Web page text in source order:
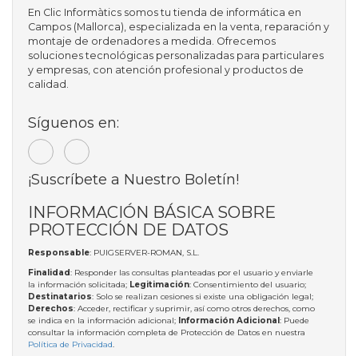
En Clic Informàtics somos tu tienda de informática en
Campos (Mallorca), especializada en la venta, reparación y
montaje de ordenadores a medida. Ofrecemos
soluciones tecnológicas personalizadas para particulares
y empresas, con atención profesional y productos de
calidad.
Síguenos en:
¡Suscríbete a Nuestro Boletín!
INFORMACIÓN BÁSICA SOBRE
PROTECCIÓN DE DATOS
Responsable: PUIGSERVER-ROMAN, S.L.
Finalidad: Responder las consultas planteadas por el usuario y enviarle
la información solicitada; Legitimación: Consentimiento del usuario;
Destinatarios: Solo se realizan cesiones si existe una obligación legal;
Derechos: Acceder, rectificar y suprimir, así como otros derechos, como
se indica en la información adicional; Información Adicional: Puede
consultar la información completa de Protección de Datos en nuestra
Política de Privacidad.